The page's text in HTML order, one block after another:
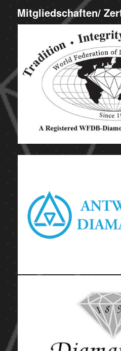
Mitgliedschaften/